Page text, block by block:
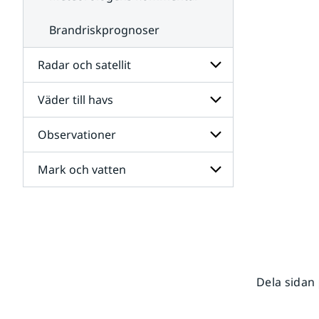
Brandriskprognoser
Radar och satellit
Undersidor
för
Radar
och
satellit
Väder till havs
Undersidor
för
Väder
till
havs
Observationer
Undersidor
för
Mark och vatten
Dela sidan